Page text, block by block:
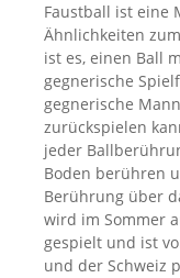
Faustball ist eine
Ähnlichkeiten
ist es, einen Ball
gegnerische
gegnerische
zurückspielen
jeder
Boden berühren
Berührung über
wird im Sommer
gespielt und ist
und der Schweiz